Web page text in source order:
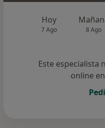
Hoy
7 Ago 8 Ago
Este especialista
online